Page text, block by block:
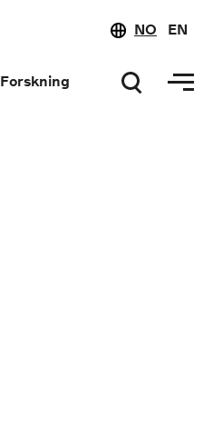
NO EN
Forskning